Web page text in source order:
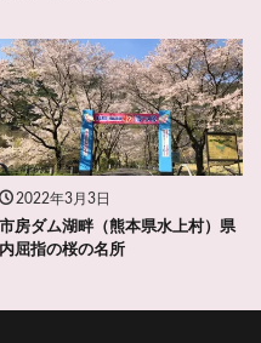
2022年3月3日
市房ダム湖畔（熊本県水上村）県
内屈指の桜の名所